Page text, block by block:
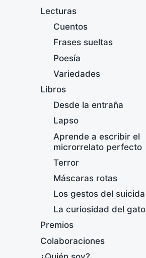
Lecturas
Cuentos
Frases sueltas
Poesía
Variedades
Libros
Desde la entraña
Lapso
Aprende a escribir el
microrrelato perfecto
Terror
Máscaras rotas
Los gestos del suicida
La curiosidad del gato
Premios
Colaboraciones